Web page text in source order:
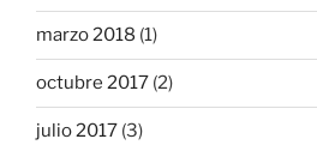
marzo 2018 (1)
octubre 2017 (2)
julio 2017 (3)